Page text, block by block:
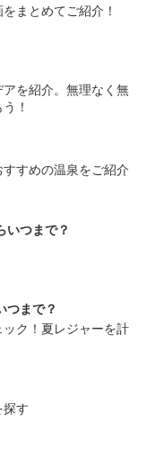
まとめてご紹介！
を紹介。無理なく無
！
すめの温泉をご紹介
いつまで？
つまで？
ク！夏レジャーを計
す